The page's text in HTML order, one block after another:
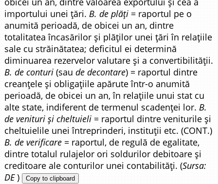
importului unei țări.B. de plăți = raportul pe o
anumită perioadă, de obicei un an, dintre
totalitatea încasărilor și plăților unei țări în relațiile
sale cu străinătatea; deficitul ei determină
diminuarea rezervelor valutare și a convertibilității.
B. de conturi (saude decontare) = raportul dintre
creanțele și obligațiile apărute într-o anumită
perioadă, de obicei un an, în relațiile unui stat cu
alte state, indiferent de termenul scadenței lor.B.
de venituri și cheltuieli = raportul dintre veniturile și
cheltuielile unei întreprinderi, instituții etc. (CONT.)
B. de verificare = raportul, de regulă de egalitate,
dintre totalul rulajelor ori soldurilor debitoare și
creditoare ale conturilor unei contabilități. (Sursa:
DE) Copy to clipboard